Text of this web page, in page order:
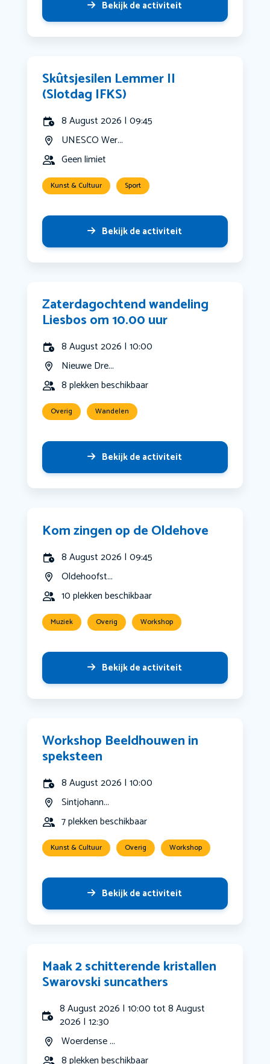
Bekijk de activiteit
Skûtsjesilen Lemmer II
(Slotdag IFKS)
8 August 2026 | 09:45
UNESCO Wer...
Geen limiet
Kunst & Cultuur Sport
Bekijk de activiteit
Zaterdagochtend wandeling
Liesbos om 10.00 uur
8 August 2026 | 10:00
Nieuwe Dre...
8 plekken beschikbaar
Overig Wandelen
Bekijk de activiteit
Kom zingen op de Oldehove
8 August 2026 | 09:45
Oldehoofst...
10 plekken beschikbaar
Muziek Overig Workshop
Bekijk de activiteit
Workshop Beeldhouwen in
speksteen
8 August 2026 | 10:00
Sintjohann...
7 plekken beschikbaar
Kunst & Cultuur Overig Workshop
Bekijk de activiteit
Maak 2 schitterende kristallen
Swarovski suncathers
8 August 2026 | 10:00 tot 8 August
2026 | 12:30
Woerdense ...